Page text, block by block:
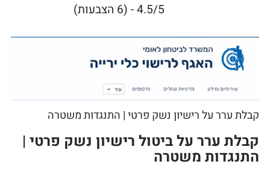
4.5/5 - (6 הצבעות)
קבלת ערר על רישיון נשק פרטי | התנגדות משטרה
קבלת ערר על ביטול רישיון נשק פרטי |
התנגדות משטרה